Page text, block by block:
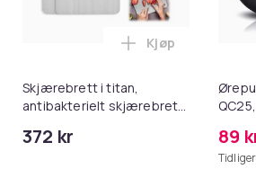
6-rørs fotpedal
Skjærebrett i titan,
antibakterielt skjærebrett,
BPA-fri (2 stk.)
372 kr
Legg
Kjøp
89